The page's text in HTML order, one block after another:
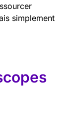
simplement